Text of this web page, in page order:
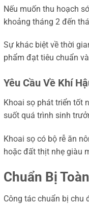
Nếu muốn thu hoạch
khoảng tháng 2 đến
Sự khác biệt về thời
phẩm đạt tiêu chuẩn
Yêu Cầu Về Khí
Khoai sọ phát triển tốt
suốt quá trình sinh
Khoai sọ có bộ rễ ăn
hoặc đất thịt nhẹ giàu
Chuẩn Bị
Công tác chuẩn bị chu